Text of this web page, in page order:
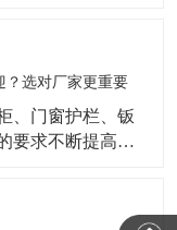
携式小型激光焊
类型。与传统焊
？选对厂家更重要
、门窗护栏、钣
要求不断提高，
公开行业资料显